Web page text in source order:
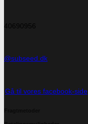
40690956
@subseed.dk
Gå til vores facebook-side